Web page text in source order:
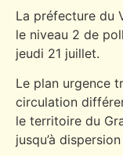
La préfecture du
le niveau 2 de
jeudi 21 juillet.
Le plan urgence
circulation
le territoire du
jusqu’à